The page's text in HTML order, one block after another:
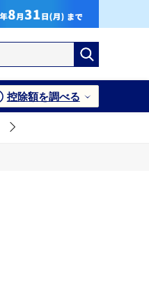
控除額を調べる